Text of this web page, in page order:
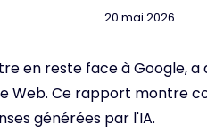
20 mai 2026
en reste face à Google,
Web. Ce rapport montre
générées par l'IA.